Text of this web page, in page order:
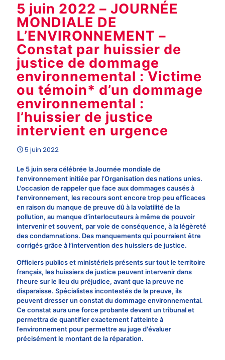
5 juin 2022 – JOURNÉE
MONDIALE DE
L’ENVIRONNEMENT –
Constat par huissier de
justice de dommage
environnemental : Victime
ou témoin* d’un dommage
environnemental :
l’huissier de justice
intervient en urgence
5 juin 2022
Le 5 juin sera célébrée la Journée mondiale de
l'environnement initiée par l’Organisation des nations unies.
L'occasion de rappeler que face aux dommages causés à
l'environnement, les recours sont encore trop peu efficaces
en raison du manque de preuve dû à la volatilité de la
pollution, au manque d’interlocuteurs à même de pouvoir
intervenir et souvent, par voie de conséquence, à la légèreté
des condamnations. Des manquements qui pourraient être
corrigés grâce à l’intervention des huissiers de justice.
Officiers publics et ministériels présents sur tout le territoire
français, les huissiers de justice peuvent intervenir dans
l'heure sur le lieu du préjudice, avant que la preuve ne
disparaisse. Spécialistes incontestés de la preuve, ils
peuvent dresser un constat du dommage environnemental.
Ce constat aura une force probante devant un tribunal et
permettra de quantifier exactement l'atteinte à
l’environnement pour permettre au juge d'évaluer
précisément le montant de la réparation.